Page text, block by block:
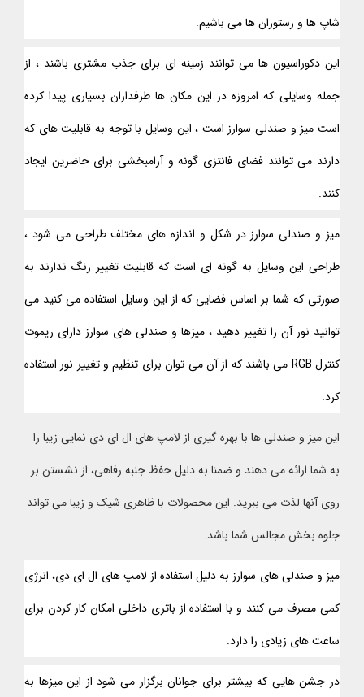
شاپ ها و رستوران ها می باشیم.
این دکوراسیون ها می توانند زمینه ای برای جذب مشتری باشند ، از
جمله وسایلی که امروزه در این مکان ها طرفداران بسیاری پیدا کرده
است میز و صندلی سوارز است ، این وسایل با توجه به قابلیت های که
دارند می توانند فضای فانتزی گونه و آرامبخشی برای حاضرین ایجاد
کنند.
میز و صندلی سوارز در شکل و اندازه های مختلف طراحی می شود ،
طراحی این وسایل به گونه ای است که قابلیت تغییر رنگ ندارند به
صورتی که شما بر اساس فضایی که از این وسایل استفاده می کنید می
توانید نور آن را تغییر دهید ، میزها و صندلی های سوارز دارای ریموت
کنترل RGB می باشند که از آن می توان برای تنظیم و تغییر نور استفاده
کرد.
این میز و صندلی ها با بهره گیری از لامپ های ال ای دی نمایی زیبا را
به شما ارائه می دهند و ضمنا به دلیل حفظ جنبه رفاهی، از نشستن بر
روی آنها لذت می ببرید. این محصولات با ظاهری شیک و زیبا می تواند
جلوه بخش مجالس شما باشد.
میز و صندلی های سوارز به دلیل استفاده از لامپ های ال ای دی، انرژی
کمی مصرف می کنند و با استفاده از باتری داخلی امکان کار کردن برای
ساعت های زیادی را دارد.
در جشن هایی که بیشتر برای جوانان برگزار می شود از این میزها به